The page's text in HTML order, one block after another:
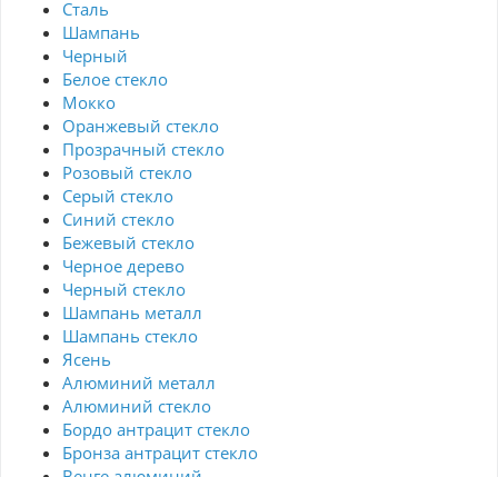
Сталь
Шампань
Черный
Белое стекло
Мокко
Оранжевый стекло
Прозрачный стекло
Розовый стекло
Серый стекло
Синий стекло
Бежевый стекло
Черное дерево
Черный стекло
Шампань металл
Шампань стекло
Ясень
Алюминий металл
Алюминий стекло
Бордо антрацит стекло
Бронза антрацит стекло